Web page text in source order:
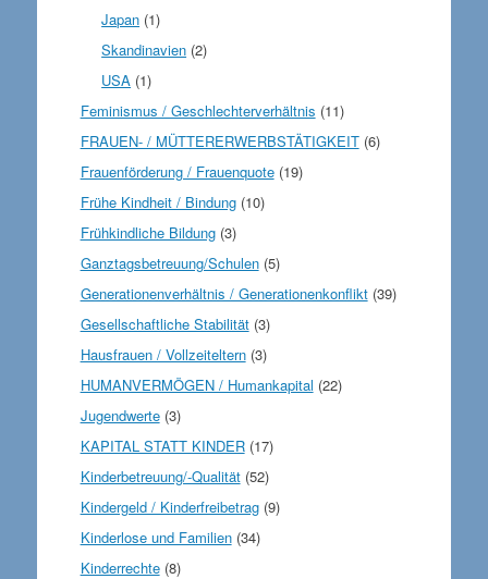
Japan (1)
Skandinavien (2)
USA (1)
Feminismus / Geschlechterverhältnis (11)
FRAUEN- / MÜTTERERWERBSTÄTIGKEIT(6)
Frauenförderung / Frauenquote(19)
Frühe Kindheit / Bindung(10)
Frühkindliche Bildung(3)
Ganztagsbetreuung/Schulen(5)
Generationenverhältnis / Generationenkonflikt(39)
Gesellschaftliche Stabilität(3)
Hausfrauen / Vollzeiteltern(3)
HUMANVERMÖGEN / Humankapital (22)
Jugendwerte(3)
KAPITAL STATT KINDER(17)
Kinderbetreuung/-Qualität(52)
Kindergeld / Kinderfreibetrag(9)
Kinderlose und Familien(34)
Kinderrechte(8)